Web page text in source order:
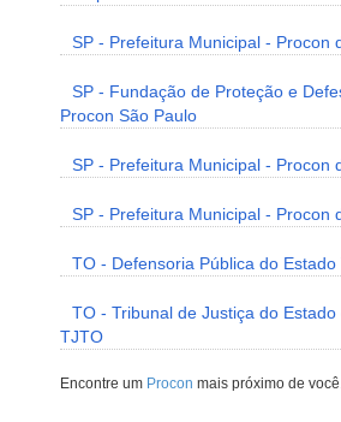
SP - Prefeitura Municipal - Procon
SP - Fundação de Proteção e
Procon São Paulo
SP - Prefeitura Municipal - Procon
SP - Prefeitura Municipal - Procon
TO - Defensoria Pública do Estado
TO - Tribunal de Justiça do Estado
TJTO
Encontre um Procon mais próximo de